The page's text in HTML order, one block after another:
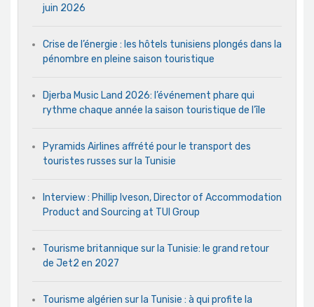
juin 2026
Crise de l’énergie : les hôtels tunisiens plongés dans la
pénombre en pleine saison touristique
Djerba Music Land 2026: l’événement phare qui
rythme chaque année la saison touristique de l’île
Pyramids Airlines affrété pour le transport des
touristes russes sur la Tunisie
Interview : Phillip Iveson, Director of Accommodation
Product and Sourcing at TUI Group
Tourisme britannique sur la Tunisie: le grand retour
de Jet2 en 2027
Tourisme algérien sur la Tunisie : à qui profite la